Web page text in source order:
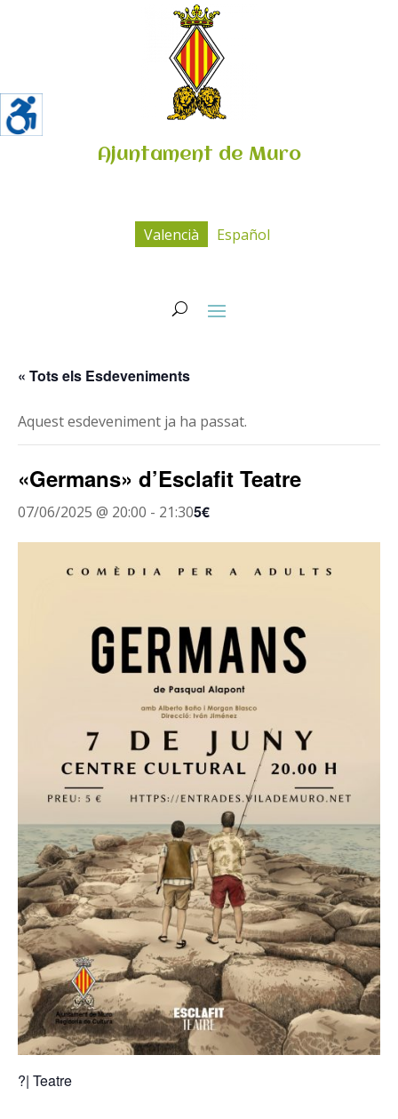
Ajuntament de Muro
Valencià Español
« Tots els Esdeveniments
Aquest esdeveniment ja ha passat.
«Germans» d’Esclafit Teatre
07/06/2025 @ 20:00 - 21:305€
?| Teatre